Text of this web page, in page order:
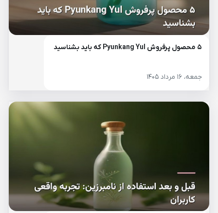
۵ محصول پرفروش Pyunkang Yul که باید بشناسید
جمعه، ۱۶ مرداد ۱۴۰۵